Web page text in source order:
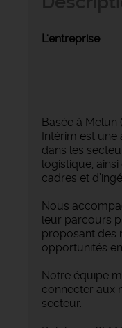
L'entreprise
Basée à Melun
Intérim est une
dans les
logistique,
cadres et
Nous
leur parcours
proposant des
opportunités
Notre équipe
connecter aux
secteur.